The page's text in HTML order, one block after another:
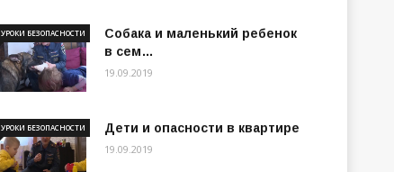
Собака и маленький ребенок
в сем…
УРОКИ БЕЗОПАСНОСТИ
19.09.2019
Дети и опасности в квартире
УРОКИ БЕЗОПАСНОСТИ
19.09.2019